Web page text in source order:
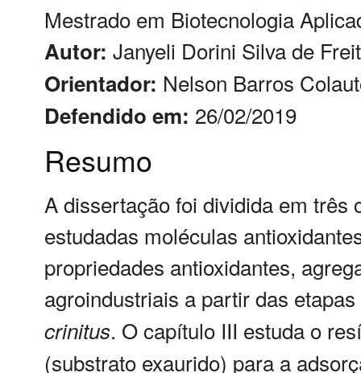
Mestrado em Biotecnologia
Autor: Janyeli Dorini Silva de
Orientador: Nelson Barros
Defendido em: 26/02/2019
Resumo
A dissertação foi dividida em
estudadas moléculas
propriedades antioxidantes,
agroindustriais a partir das
crinitus. O capítulo III estuda o
(substrato exaurido) para a